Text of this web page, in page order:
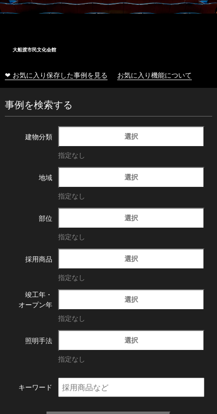
大船渡市民文化会館
❤ お気に入り保存した事例を見る お気に入り機能について
事例を検索する
建物分類 選択
指定なし
地域 選択
指定なし
部位 選択
指定なし
採用商品 選択
指定なし
竣工年・
オープン年
選択
指定なし
照明手法 選択
指定なし
キーワード